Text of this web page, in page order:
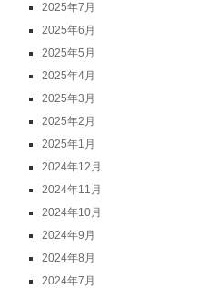
2025年7月
2025年6月
2025年5月
2025年4月
2025年3月
2025年2月
2025年1月
2024年12月
2024年11月
2024年10月
2024年9月
2024年8月
2024年7月